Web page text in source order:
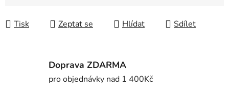
Tisk Zeptat se Hlídat Sdílet
Doprava ZDARMA
pro objednávky nad 1 400Kč